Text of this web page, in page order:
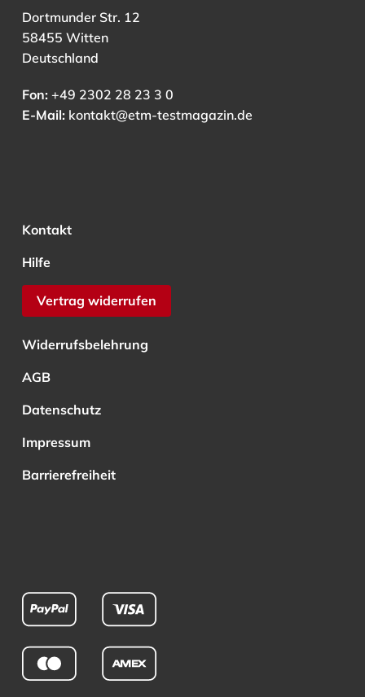
Dortmunder Str. 12
58455 Witten
Deutschland
Fon:+49 2302 28 23 3 0
E-Mail: kontakt@etm-testmagazin.de
Kontakt
Hilfe
Vertrag widerrufen
Widerrufsbelehrung
AGB
Datenschutz
Impressum
Barrierefreiheit